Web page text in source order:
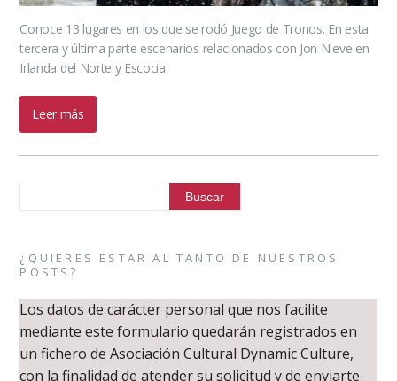
Conoce 13 lugares en los que se rodó Juego de Tronos. En esta
tercera y última parte escenarios relacionados con Jon Nieve en
Irlanda del Norte y Escocia.
Leer más
¿QUIERES ESTAR AL TANTO DE NUESTROS
POSTS?